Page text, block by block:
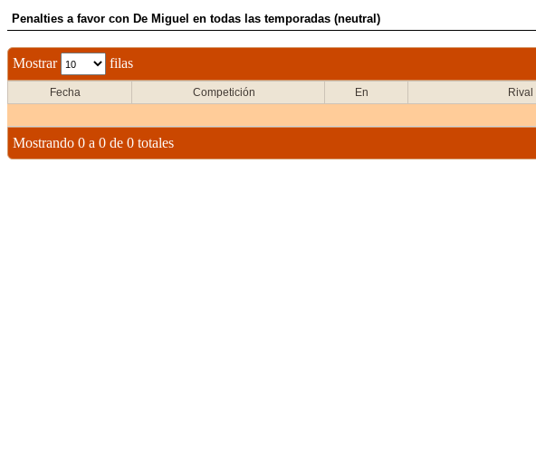
Penalties a favor con De Miguel en todas las temporadas (neutral)
Mostrar filas
Fecha Competición En Rival
Mostrando 0 a 0 de 0 totales